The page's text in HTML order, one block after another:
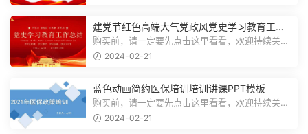
建党节红色高端大气党政风党史学习教育工作
总结主题PPT模板
购买前，请一定要先点击这里看看，欢迎持续关
注，精彩模板每天推送预览结束，一共2...
2024-02-21
蓝色动画简约医保培训培训讲课PPT模板
购买前，请一定要先点击这里看看，欢迎持续关
注，精彩模板每天推送预览结束，一共3...
2024-02-21